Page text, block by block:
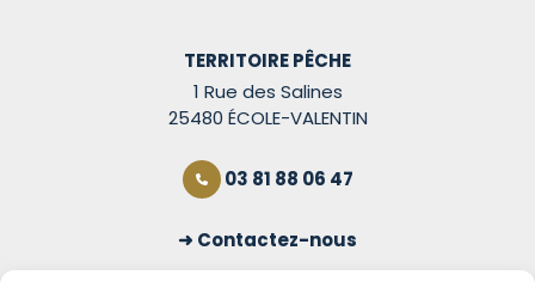
TERRITOIRE PÊCHE
1 Rue des Salines
25480 ÉCOLE-VALENTIN
03 81 88 06 47
Contactez-nous